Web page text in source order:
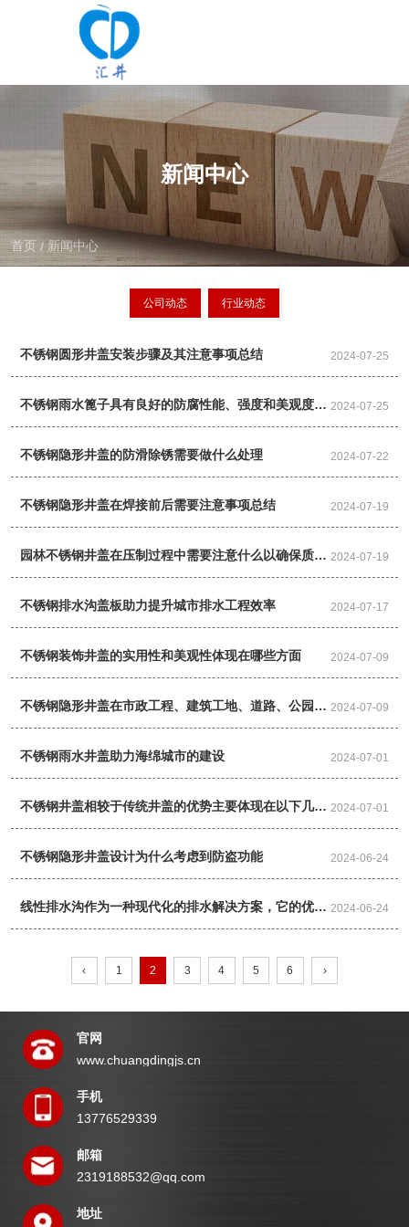
新闻中心
首页 / 新闻中心
公司动态 行业动态
2024-07-25
不锈钢圆形井盖安装步骤及其注意事项总结
2024-07-25
不锈钢雨水篦子具有良好的防腐性能、强度和美观度，
满足使用需求
2024-07-22
不锈钢隐形井盖的防滑除锈需要做什么处理
2024-07-19
不锈钢隐形井盖在焊接前后需要注意事项总结
2024-07-19
园林不锈钢井盖在压制过程中需要注意什么以确保质量
性能
2024-07-17
不锈钢排水沟盖板助力提升城市排水工程效率
2024-07-09
不锈钢装饰井盖的实用性和美观性体现在哪些方面
2024-07-09
不锈钢隐形井盖在市政工程、建筑工地、道路、公园、
广场领域应用非常广泛
2024-07-01
不锈钢雨水井盖助力海绵城市的建设
2024-07-01
不锈钢井盖相较于传统井盖的优势主要体现在以下几个
方面
2024-06-24
不锈钢隐形井盖设计为什么考虑到防盗功能
2024-06-24
线性排水沟作为一种现代化的排水解决方案，它的优势
体现在这里
‹ 1 2 3 4 5 6 ›
官网
www.chuangdingjs.cn
手机
13776529339
邮箱
2319188532@qq.com
地址